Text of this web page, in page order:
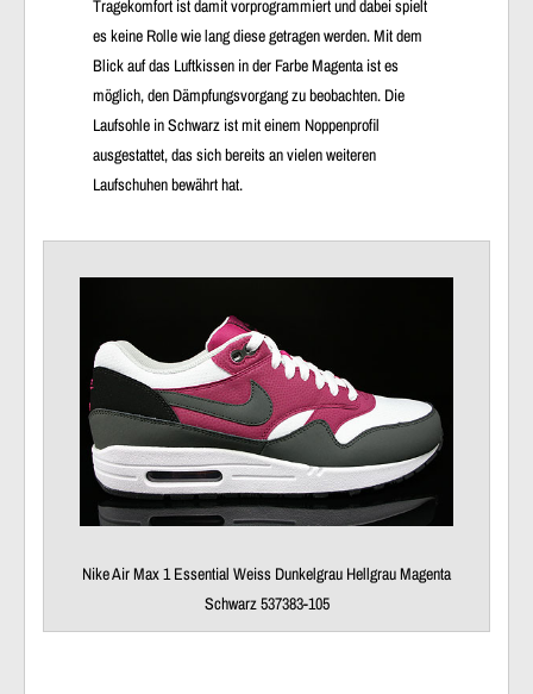
Tragekomfort ist damit vorprogrammiert und dabei spielt
es keine Rolle wie lang diese getragen werden. Mit dem
Blick auf das Luftkissen in der Farbe Magenta ist es
möglich, den Dämpfungsvorgang zu beobachten. Die
Laufsohle in Schwarz ist mit einem Noppenprofil
ausgestattet, das sich bereits an vielen weiteren
Laufschuhen bewährt hat.
Nike Air Max 1 Essential Weiss Dunkelgrau Hellgrau Magenta
Schwarz 537383-105